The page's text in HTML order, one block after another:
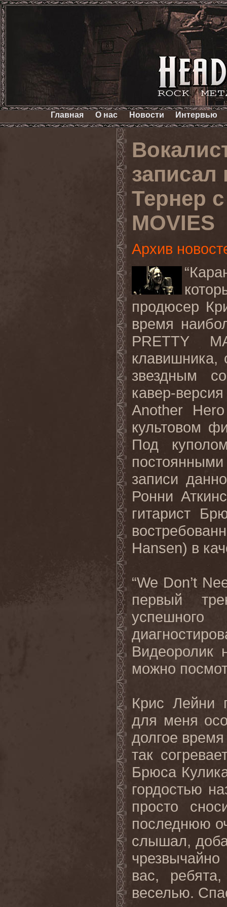
Главная О нас Новости Интервью
Тернер
MOVIES
Архив
продюсер
время
PRETTY
клавишника,
звездным
кавер-
Another
Hero
культовом
Под
записи
Ронни
гитарист
Hansen) в
“We Don’t
первый
Видеоролик
можно
Крис Лейни
для меня
долгое
так
Брюса
гордостью
просто
последнюю
слышал,
вас,
веселью.